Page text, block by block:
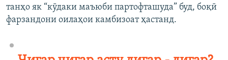
танҳо як “кӯдаки маъюби партофташуда” буд, боқӣ
фарзандони оилаҳои камбизоат ҳастанд.